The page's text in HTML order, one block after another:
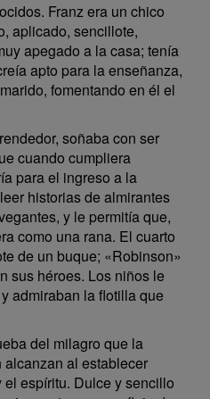
Franz era un chico
aplicado, sencillote,
apegado a la casa; tenía
apto para la enseñanza,
fomentando en él el
soñaba con ser
cuando cumpliera
para el ingreso a la
historias de almirantes
y le permitía que,
como una rana. El cuarto
de un buque; «Robinson»
sus héroes. Los niños le
admiraban la flotilla que
del milagro que la
al establecer
espíritu. Dulce y sencillo